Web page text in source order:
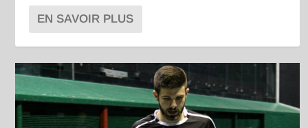
EN SAVOIR PLUS